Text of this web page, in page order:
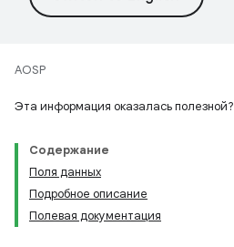
AOSP
Эта информация оказалась полезной?
Содержание
Поля данных
Подробное описание
Полевая документация